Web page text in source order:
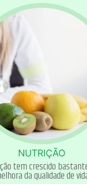
NUTRIÇÃO
tem crescido
da qualidade de